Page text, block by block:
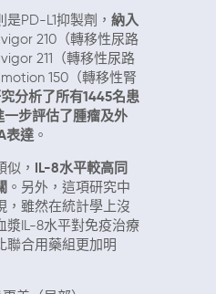
PD-L1抑製劑， 納入
210（轉移性尿路
211（轉移性尿路
150（轉移性腎
分析了所有1445名患
步評估了腫瘤及外
表達 。
似，
IL-8水平較高同
。另外，這項研究中
，雖然在統計學上沒
漿IL-8水平對免疫治療
聯合用藥組更加明